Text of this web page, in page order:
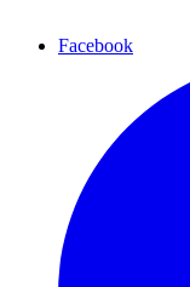
Facebook